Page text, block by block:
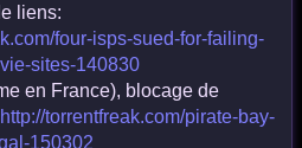
liens:
four-isps-sued-for-failing-
sites-140830
en France), blocage de
http://torrentfreak.com/pirate-bay-
150302